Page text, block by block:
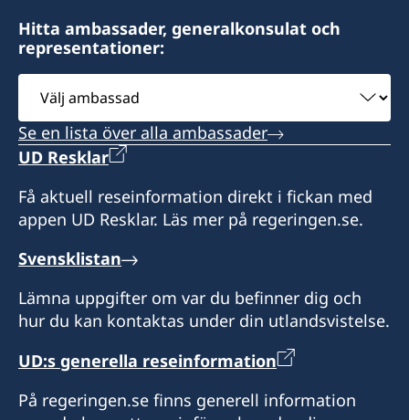
Hitta ambassader, generalkonsulat och
representationer:
Välj
ambassad
Se en lista över alla ambassader
UD Resklar
Få aktuell reseinformation direkt i fickan med
appen UD Resklar. Läs mer på regeringen.se.
Svensklistan
Lämna uppgifter om var du befinner dig och
hur du kan kontaktas under din utlandsvistelse.
UD:s generella reseinformation
På regeringen.se finns generell information